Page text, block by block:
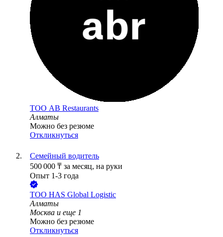
ТОО AB Restaurants
Алматы
Можно без резюме
Откликнуться
Семейный водитель
500 000 ₸ за месяц, на руки
Опыт 1-3 года
ТОО HAS Global Logistic
Алматы
Москва и еще 1
Можно без резюме
Откликнуться